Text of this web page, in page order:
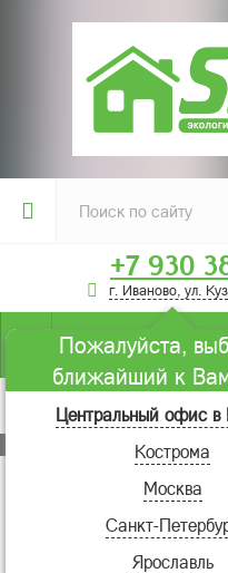
+7 930
г. Иваново, ул.
Пожалуйста,
ближайший к
Центральный офис в
Кострома
Москва
Санкт-
Ярославль
Меню
Фотогалерея
Строительство дома